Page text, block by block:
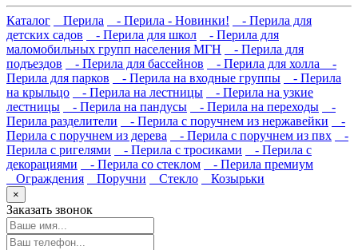
Каталог Перила - Перила - Новинки!
- Перила для
детских садов
- Перила для школ
- Перила для
маломобильных групп населения МГН
- Перила для
подъездов
- Перила для бассейнов - Перила для холла
-
Перила для парков
- Перила на входные группы
- Перила
на крыльцо
- Перила на лестницы
- Перила на узкие
лестницы
- Перила на пандусы - Перила на переходы
-
Перила разделители
- Перила с поручнем из нержавейки
-
Перила с поручнем из дерева
- Перила с поручнем из пвх
-
Перила с ригелями
- Перила с тросиками
- Перила с
декорациями
- Перила со стеклом
- Перила премиум
Ограждения
Поручни Стекло Козырьки
×
Заказать звонок